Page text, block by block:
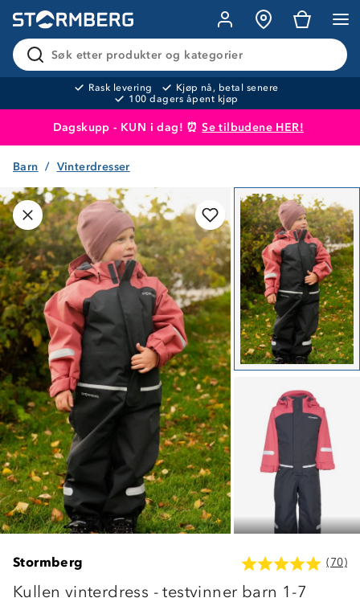
Søk etter produkter og kategorier
Rask levering
Kjøp nå, betal senere
100 dagers åpent kjøp
Dagskupp - KUN i dag! ⏰Se tilbudene HER!
Produktet er lagt i handlekurven
Barn Vinterdresser
Stormberg (70)
Kullen vinterdress - testvinner barn 1-7